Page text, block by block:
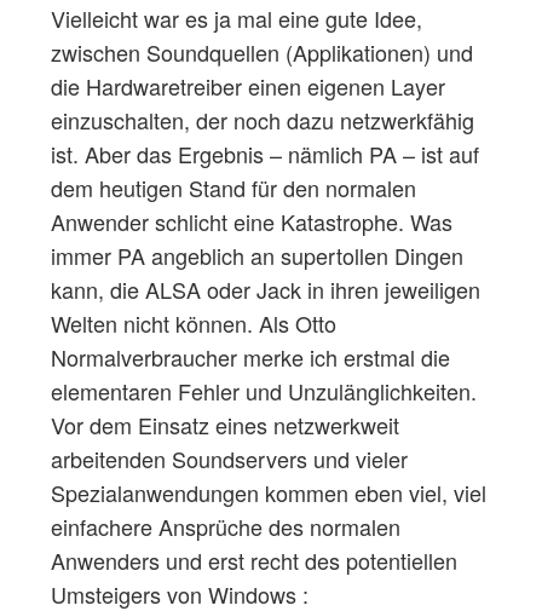
Vielleicht war es ja mal eine gute Idee,
zwischen Soundquellen (Applikationen) und
die Hardwaretreiber einen eigenen Layer
einzuschalten, der noch dazu netzwerkfähig
ist. Aber das Ergebnis – nämlich PA – ist auf
dem heutigen Stand für den normalen
Anwender schlicht eine Katastrophe. Was
immer PA angeblich an supertollen Dingen
kann, die ALSA oder Jack in ihren jeweiligen
Welten nicht können. Als Otto
Normalverbraucher merke ich erstmal die
elementaren Fehler und Unzulänglichkeiten.
Vor dem Einsatz eines netzwerkweit
arbeitenden Soundservers und vieler
Spezialanwendungen kommen eben viel, viel
einfachere Ansprüche des normalen
Anwenders und erst recht des potentiellen
Umsteigers von Windows :